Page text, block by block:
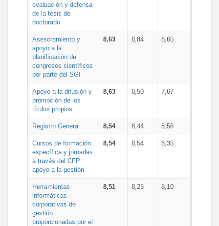
evaluación y defensa
de la tesis de
doctorado
Asesoramiento y
apoyo a la
planificación de
congresos científicos
por parte del SGI
8,63 8,84 8,65
Apoyo a la difusión y
promoción de los
títulos propios
8,63 8,50 7,67
Registro General 8,54 8,44 8,56
Cursos de formación
específica y jornadas
a través del CFP:
apoyo a la gestión
8,54 8,54 8,35
Herramientas
informáticas
corporativas de
gestión
proporcionadas por el
8,51 8,25 8,10